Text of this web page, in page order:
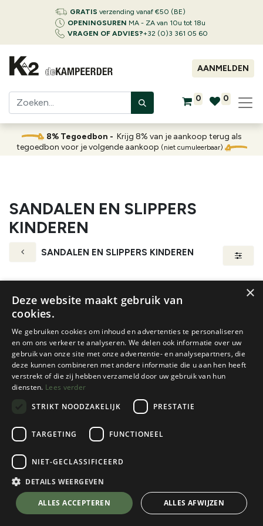
GRATIS verzending vanaf €50 (BE)
OPENINGSUREN MA - ZA van 10u tot 18u
VRAGEN OF ADVIES?+32 (0)3 361 05 60
AANMELDEN
0 0
8% Tegoedbon - Krijg 8% van je aankoop terug als
tegoedbon voor je volgende aankoop (niet cumuleerbaar)
SANDALEN EN SLIPPERS
KINDEREN
SANDALEN EN SLIPPERS KINDEREN
Teva
YOUTH HURRICANE XLT 2
2 color(s) available
€54,95
KIDS HURRICANE XLT 2 (MAAT
10 color(s) available
×
Deze website maakt gebruik van
cookies.
We gebruiken cookies om inhoud en advertenties te personaliseren
en om ons verkeer te analyseren. We delen ook informatie over uw
gebruik van onze site met onze advertentie- en analysepartners, die
deze kunnen combineren met andere informatie die u aan hen heeft
verstrekt of die zij hebben verzameld door uw gebruik van hun
diensten. Lees verder
STRIKT NOODZAKELIJK
PRESTATIE
TARGETING FUNCTIONEEL
NIET-GECLASSIFICEERD
DETAILS WEERGEVEN
ALLES ACCEPTEREN ALLES AFWIJZEN